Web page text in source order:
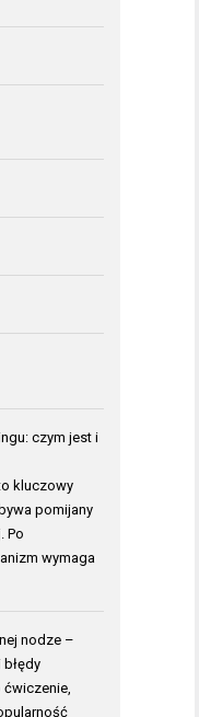
czym jest i
kluczowy
pomijany
Po
wymaga
nodze –